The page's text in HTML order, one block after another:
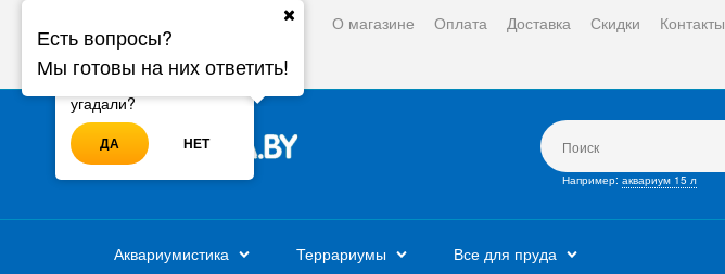
О магазине Оплата Доставка Скидки Контакты
Войти Регистрация
Например: аквариум 15 л
Аквариумистика Террариумы Все для пруда
Ваш город - Минск,
угадали?
ДА НЕТ
Есть вопросы?
Мы готовы на них ответить!